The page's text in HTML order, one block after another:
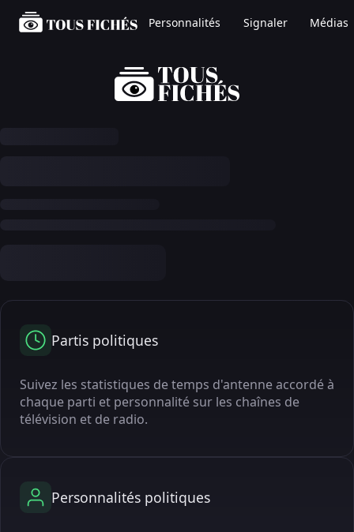
Personnalités Signaler Médias
Partis politiques
Suivez les statistiques de temps d'antenne accordé à
chaque parti et personnalité sur les chaînes de
télévision et de radio.
Personnalités politiques